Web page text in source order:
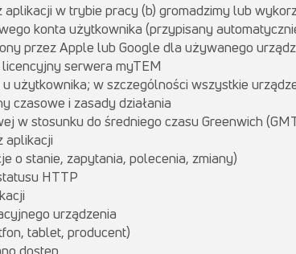
aplikacji w trybie pracy (b) gromadzimy lub
konta użytkownika (przypisany
przez Apple lub Google dla używanego
serwera myTEM
użytkownika; w szczególności wszystkie
czasowe i zasady działania
w stosunku do średniego czasu Greenwich
aplikacji
o stanie, zapytania, polecenia, zmiany)
HTTP
urządzenia
tablet, producent)